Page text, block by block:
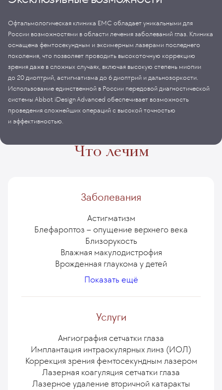
Офтальмологическая клиника EMC обладает уникальными для
России возможностями в области лечения заболеваний глаз. Клиника
оснащена фемтосекундным и эксимерным лазерами последнего
поколения, что позволяет проводить высокоточную коррекцию
зрения даже в сложных случаях, включая высокую степень миопии
до 20 диоптрий, астигматизма до 6 диоптрий и дальнозоркости.
Использование единственной в России передовой диагностической
системы Abbot iDesign Advanced обеспечивает возможность
проведения сложнейших операций с высокой точностью
и эффективностью.
Что лечим
Заболевания
Астигматизм
Блефароптоз – опущение верхнего века
Близорукость
Влажная макулодистрофия
Врожденная глаукома у детей
Дальнозоркость
Деструкция стекловидного тела
Детская близорукость
Лечение халязиона на глазу
Миопия у детей
мира!
Лечение косоглазия у детей
Показать ещё
Услуги
Ангиография сетчатки глаза
Имплантация интраокулярных линз (ИОЛ)
Коррекция зрения фемтосекундным лазером
Лазерная коагуляция сетчатки глаза
Лазерное удаление вторичной катаракты